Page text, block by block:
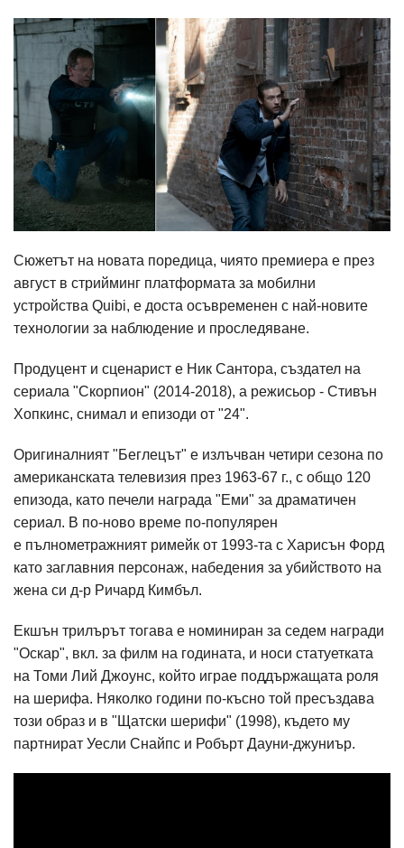
Сюжетът на новата поредица, чиято премиера е през
август в стрийминг платформата за мобилни
устройства Quibi, е доста осъвременен с най-новите
технологии за наблюдение и проследяване.
Продуцент и сценарист е Ник Сантора, създател на
сериала "Скорпион" (2014-2018), а режисьор - Стивън
Хопкинс, снимал и епизоди от "24".
Оригиналният "Беглецът" е излъчван четири сезона по
американската телевизия през 1963-67 г., с общо 120
епизода, като печели награда "Еми" за драматичен
сериал. В по-ново време по-популярен
е пълнометражният римейк от 1993-та с Харисън Форд
като заглавния персонаж, набедения за убийството на
жена си д-р Ричард Кимбъл.
Екшън трилърът тогава е номиниран за седем награди
"Оскар", вкл. за филм на годината, и носи статуетката
на Томи Лий Джоунс, който играе поддържащата роля
на шерифа. Няколко години по-късно той пресъздава
този образ и в "Щатски шерифи" (1998), където му
партнират Уесли Снайпс и Робърт Дауни-джуниър.